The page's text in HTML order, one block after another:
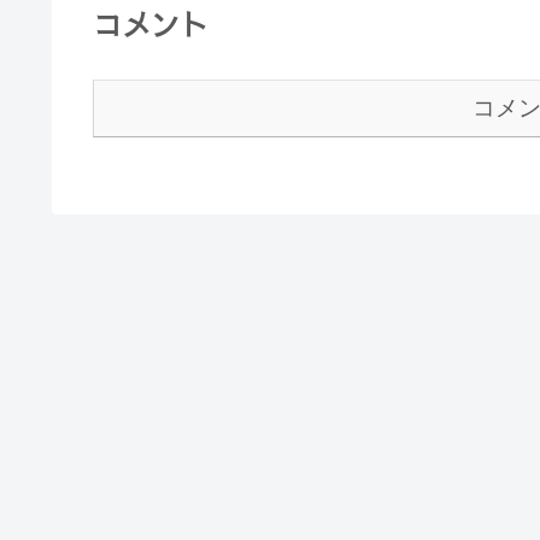
コメント
コメ